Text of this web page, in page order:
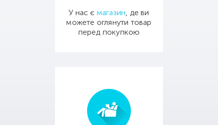
У нас є магазин, де ви
можете оглянути товар
перед покупкою